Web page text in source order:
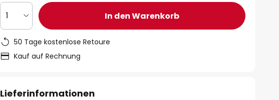
1 In den Warenkorb
50 Tage kostenlose Retoure
Kauf auf Rechnung
Lieferinformationen